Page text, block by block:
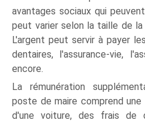
avantages sociaux qui
peut varier selon la taille de
L'argent peut servir à payer
dentaires, l'assurance-vie,
encore.
La rémunération
poste de maire comprend
d'une voiture, des frais de